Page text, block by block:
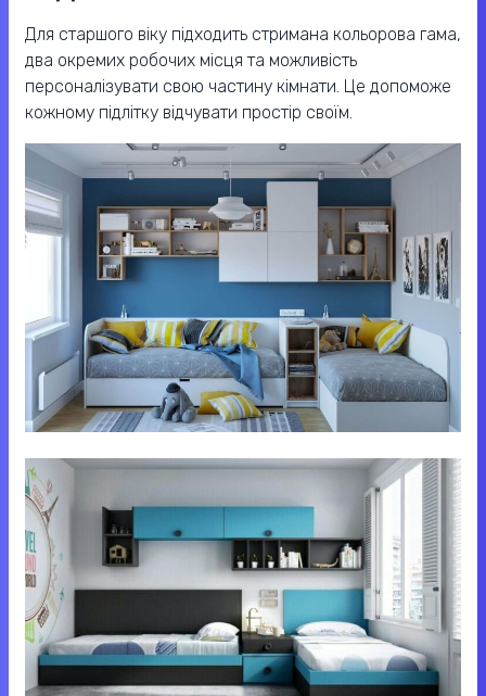
Для старшого віку підходить стримана кольорова гама,
два окремих робочих місця та можливість
персоналізувати свою частину кімнати. Це допоможе
кожному підлітку відчувати простір своїм.